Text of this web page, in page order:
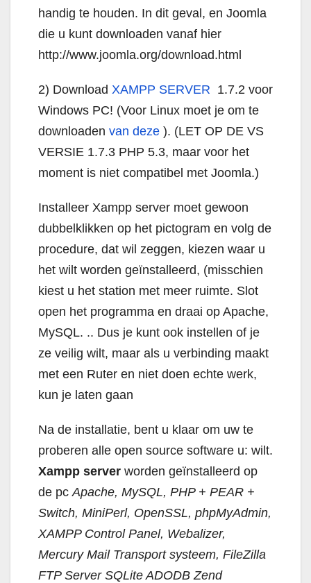
handig te houden. In dit geval, en Joomla
die u kunt downloaden vanaf hier
http://www.joomla.org/download.html
2) Download XAMPP SERVER 1.7.2 voor
Windows PC! (Voor Linux moet je om te
downloaden van deze ). (LET OP DE VS
VERSIE 1.7.3 PHP 5.3, maar voor het
moment is niet compatibel met Joomla.)
Installeer Xampp server moet gewoon
dubbelklikken op het pictogram en volg de
procedure, dat wil zeggen, kiezen waar u
het wilt worden geïnstalleerd, (misschien
kiest u het station met meer ruimte. Slot
open het programma en draai op Apache,
MySQL. .. Dus je kunt ook instellen of je
ze veilig wilt, maar als u verbinding maakt
met een Ruter en niet doen echte werk,
kun je laten gaan
Na de installatie, bent u klaar om uw te
proberen alle open source software u: wilt.
Xampp server worden geïnstalleerd op
de pcApache, MySQL, PHP + PEAR +
Switch, MiniPerl, OpenSSL, phpMyAdmin,
XAMPP Control Panel, Webalizer,
Mercury Mail Transport systeem, FileZilla
FTP Server SQLite ADODB Zend